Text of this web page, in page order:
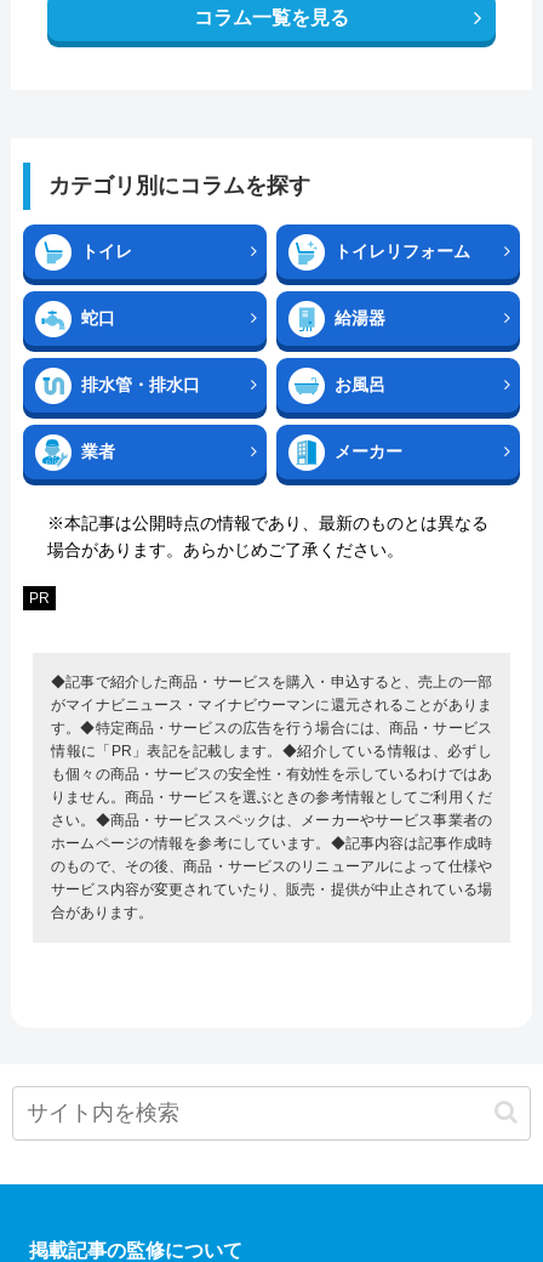
コラム一覧を見る
カテゴリ別にコラムを探す
トイレ トイレリフォーム
蛇口 給湯器
排水管・排水口 お風呂
業者 メーカー
※本記事は公開時点の情報であり、最新のものとは異なる
場合があります。あらかじめご了承ください。
PR
◆記事で紹介した商品・サービスを購入・申込すると、売上の一部
がマイナビニュース・マイナビウーマンに還元されることがありま
す。◆特定商品・サービスの広告を行う場合には、商品・サービス
情報に「PR」表記を記載します。◆紹介している情報は、必ずし
も個々の商品・サービスの安全性・有効性を示しているわけではあ
りません。商品・サービスを選ぶときの参考情報としてご利用くだ
さい。◆商品・サービススペックは、メーカーやサービス事業者の
ホームページの情報を参考にしています。◆記事内容は記事作成時
のもので、その後、商品・サービスのリニューアルによって仕様や
サービス内容が変更されていたり、販売・提供が中止されている場
合があります。
掲載記事の監修について